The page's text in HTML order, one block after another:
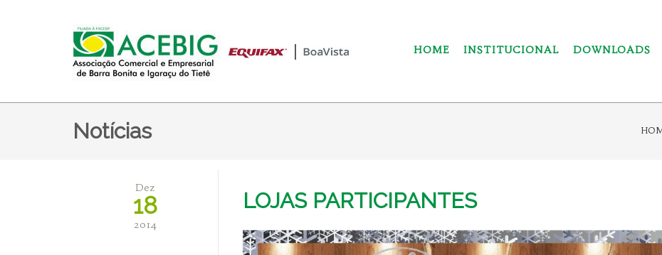
HOME INSTITUCIONAL DOWNLOADS
Notícias
Dez
18
2014
LOJAS PARTICIPANTES